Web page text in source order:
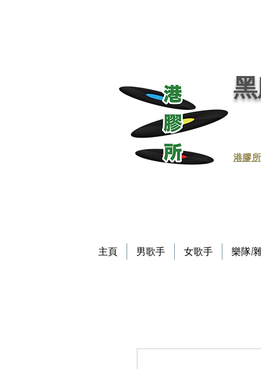
港膠
主頁 男歌手 女歌手 樂隊/